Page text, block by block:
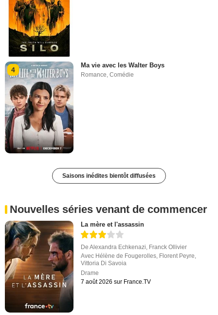
4
Ma vie avec les Walter Boys
Romance ,Comédie
Saisons inédites bientôt diffusées
Nouvelles séries venant de commencer
La mère et l'assassin
DeAlexandra Echkenazi, Franck Ollivier
Avec Hélène de Fougerolles, Florent Peyre,
Vittoria Di Savoia
Drame
7 août 2026 sur France.TV